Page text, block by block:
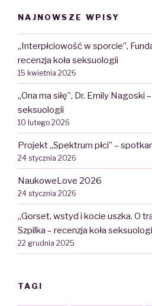
NAJNOWSZE WPISY
„Interpłciowość w sporcie”,
recenzja koła seksuologii
15 kwietnia 2026
„Ona ma siłę”, Dr. Emily Nagoski
seksuologii
10 lutego 2026
Projekt „Spektrum płci” –
24 stycznia 2026
NaukoweLove 2026
24 stycznia 2026
„Gorset, wstyd i kocie uszka. O
Szpilka – recenzja koła
22 grudnia 2025
TAGI